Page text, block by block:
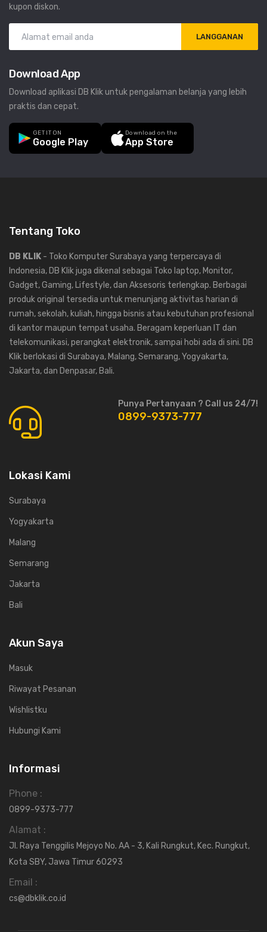
kupon diskon.
LANGGANAN
Download App
Download aplikasi DB Klik untuk pengalaman belanja yang lebih
praktis dan cepat.
GET IT ON
Google Play
Download on the
App Store
Tentang Toko
DB KLIK - Toko Komputer Surabaya yang terpercaya di
Indonesia, DB Klik juga dikenal sebagai Toko laptop, Monitor,
Gadget, Gaming, Lifestyle, dan Aksesoris terlengkap. Berbagai
produk original tersedia untuk menunjang aktivitas harian di
rumah, sekolah, kuliah, hingga bisnis atau kebutuhan profesional
di kantor maupun tempat usaha. Beragam keperluan IT dan
telekomunikasi, perangkat elektronik, sampai hobi ada di sini. DB
Klik berlokasi di Surabaya, Malang, Semarang, Yogyakarta,
Jakarta, dan Denpasar, Bali.
Punya Pertanyaan ? Call us 24/7!
0899-9373-777
Lokasi Kami
Surabaya
Yogyakarta
Malang
Semarang
Jakarta
Bali
Akun Saya
Masuk
Riwayat Pesanan
Wishlistku
Hubungi Kami
Informasi
Phone :
0899-9373-777
Alamat :
Jl. Raya Tenggilis Mejoyo No. AA - 3, Kali Rungkut, Kec. Rungkut,
Kota SBY, Jawa Timur 60293
Email :
cs@dbklik.co.id